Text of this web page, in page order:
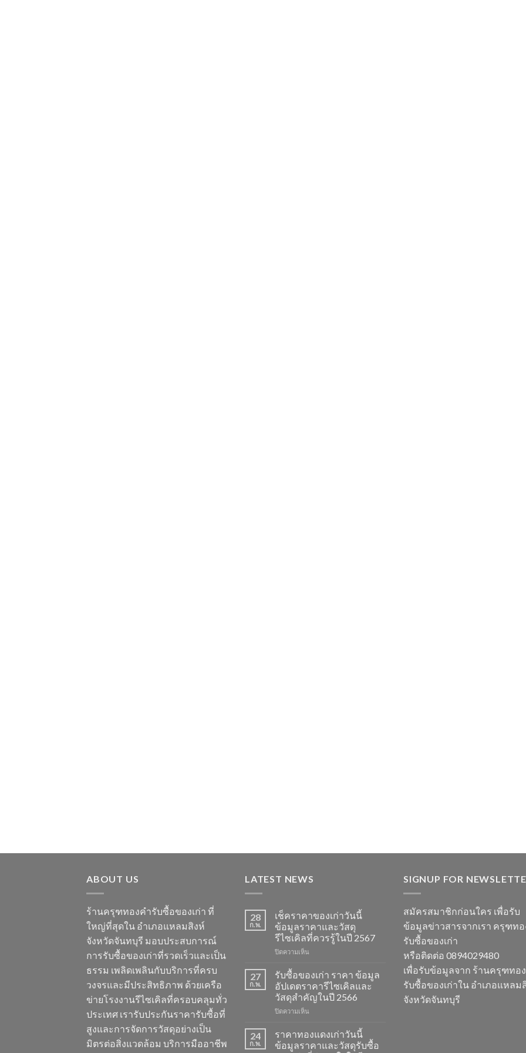
ABOUT US
ร้านครุฑทองคำรับซื้อของเก่า ที่
ใหญ่ที่สุดใน อำเภอแหลมสิงห์
จังหวัดจันทบุรี มอบประสบการณ์
การรับซื้อของเก่าที่รวดเร็วและเป็น
ธรรม เพลิดเพลินกับบริการที่ครบ
วงจรและมีประสิทธิภาพ ด้วยเครือ
ข่ายโรงงานรีไซเคิลที่ครอบคลุมทั่ว
ประเทศ เรารับประกันราคารับซื้อที่
สูงและการจัดการวัสดุอย่างเป็น
มิตรต่อสิ่งแวดล้อม บริการมืออาชีพ
LATEST NEWS
28
ก.พ.
เช็คราคาของเก่าวันนี้
ข้อมูลราคาและวัสดุ
รีไซเคิลที่ควรรู้ในปี 2567
ปิดความเห็น
ราคา
ของ
เก่า
วัน
นี้
ราคา
วัสดุ
27
ก.พ.
รับซื้อของเก่า ราคา ข้อมูล
อัปเดตราคารีไซเคิลและ
วัสดุสำคัญในปี 2566
ปิดความเห็น
ของ
เก่า
24
ก.พ.
ราคาทองแดงเก่าวันนี้
ข้อมูลราคาและวัสดุรับซื้อ
SIGNUP FOR
สมัครสมาชิกก่อนใคร เพื่อรับ
ข้อมูลข่าวสารจากเรา ครุฑท
รับซื้อของเก่า
หรือติดต่อ 0894029480
เพื่อรับข้อมูลจาก ร้านครุฑทอ
รับซื้อของเก่าใน อำเภอแหลม
จังหวัดจันทบุรี